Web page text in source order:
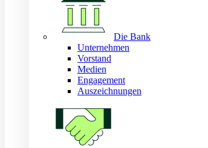
Die Bank
Unternehmen
Vorstand
Medien
Engagement
Auszeichnungen